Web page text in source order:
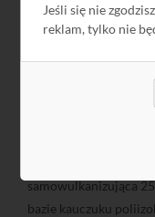
Jeśli się nie
reklam, tylko nie
niskiej tłumienności,
Zastosowanie go w
przewodu jest
co pozwala na
samowulkanizująca
bazie kauczuku